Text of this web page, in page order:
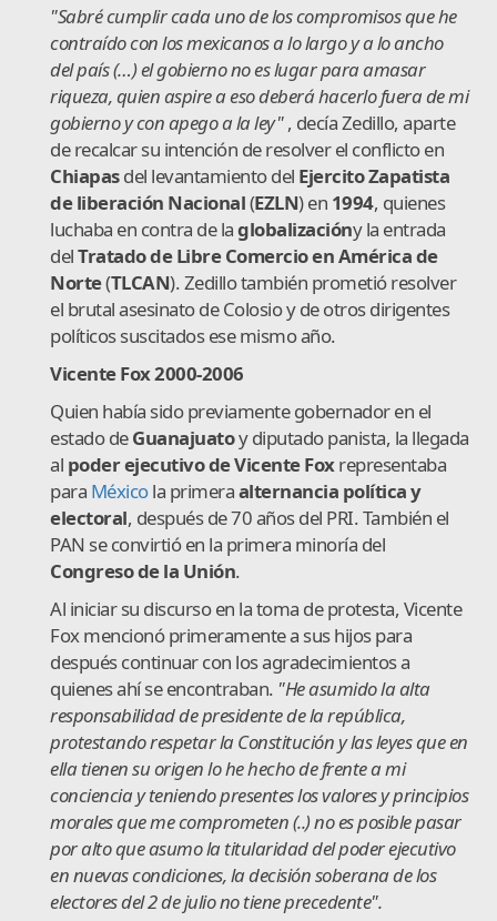
"Sabré cumplir cada uno de los compromisos que he
contraído con los mexicanos a lo largo y a lo ancho
del país (…) el gobierno no es lugar para amasar
riqueza, quien aspire a eso deberá hacerlo fuera de mi
gobierno y con apego a la ley", decía Zedillo, aparte
de recalcar su intención de resolver el conflicto en
Chiapasdel levantamiento del Ejercito Zapatista
de liberación Nacional(EZLN) en 1994, quienes
luchaba en contra de laglobalizacióny la entrada
delTratado de Libre Comercio en América de
Norte(TLCAN). Zedillo también prometió resolver
el brutal asesinato de Colosio y de otros dirigentes
políticos suscitados ese mismo año.
Vicente Fox 2000-2006
Quien había sido previamente gobernador en el
estado deGuanajuatoy diputado panista, la llegada
al poder ejecutivo de Vicente Foxrepresentaba
para Méxicola primeraalternancia política y
electoral, después de 70 años del PRI. También el
PAN se convirtió en la primera minoría del
Congreso de la Unión.
Al iniciar su discurso en la toma de protesta, Vicente
Fox mencionó primeramente a sus hijos para
después continuar con los agradecimientos a
quienes ahí se encontraban. "He asumido la alta
responsabilidad de presidente de la república,
protestando respetar la Constitución y las leyes que en
ella tienen su origen lo he hecho de frente a mi
conciencia y teniendo presentes los valores y principios
morales que me comprometen (..) no es posible pasar
por alto que asumo la titularidad del poder ejecutivo
en nuevas condiciones, la decisión soberana de los
electores del 2 de julio no tiene precedente".